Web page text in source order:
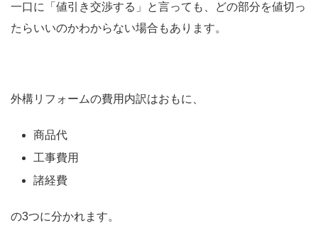
一口に「値引き交渉する」と言っても、どの部分を値切っ
たらいいのかわからない場合もあります。
外構リフォームの費用内訳はおもに、
商品代
工事費用
諸経費
の3つに分かれます。